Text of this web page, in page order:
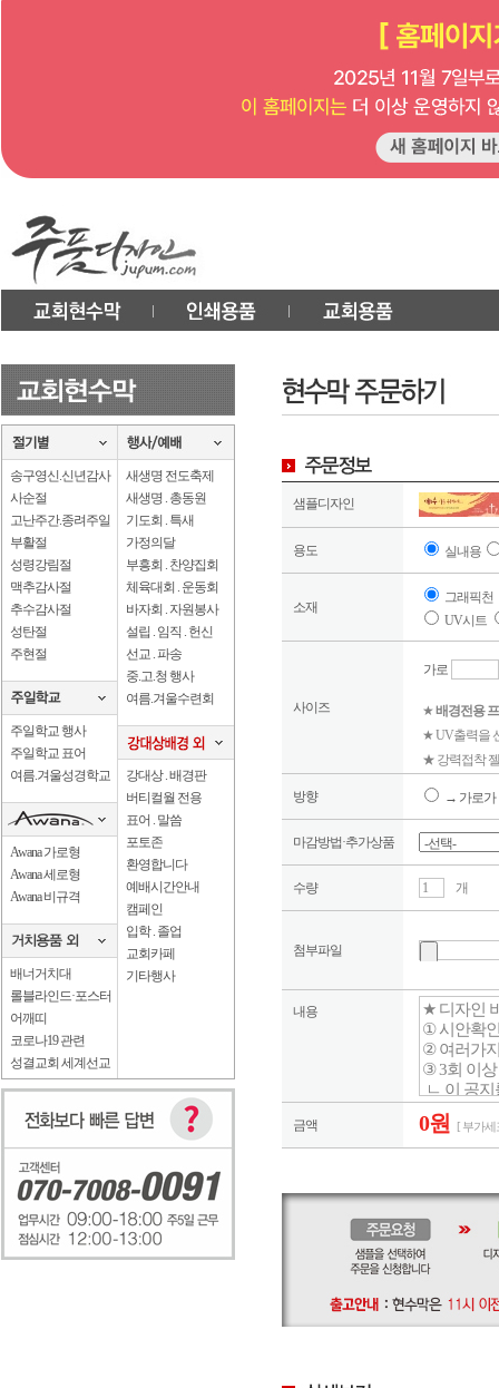
송구영신.신년감사
사순절
고난주간.종려주일
부활절
성령강림절
맥추감사절
추수감사절
성탄절
주현절
주일학교 행사
주일학교 표어
여름.겨울성경학교
Awana 가로형
Awana 세로형
Awana 비규격
배너거치대
롤블라인드·포스터
어깨띠
코로나19 관련
성결교회 세계선교
새생명 전도축제
새생명 . 총동원
기도회 . 특새
가정의달
부흥회 . 찬양집회
체육대회 . 운동회
바자회 . 자원봉사
설립 . 임직 . 헌신
선교 . 파송
중.고.청 행사
여름.겨울수련회
강대상 . 배경판
버티컬월 전용
표어 . 말씀
포토존
환영합니다
예배시간안내
캠페인
입학 . 졸업
교회카페
기타행사
샘플디자인
용도 실내용
소재
그래픽천
UV시트
사이즈
가로
★배경전용
★ UV출력을
★ 강력접착
방향 → 가로가
마감방법·추가상품
수량 개
첨부파일
내용
금액 0원 [ 부가세